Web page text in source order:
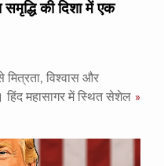
की दिशा में एक
विश्वास और
हिंद महासागर में स्थित सेशेल »